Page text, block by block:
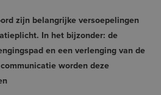
zijn belangrijke versoepelingen
In het bijzonder: de
en een verlenging van de
worden deze